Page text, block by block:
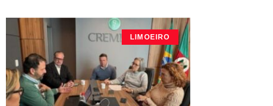
LIMOEIRO